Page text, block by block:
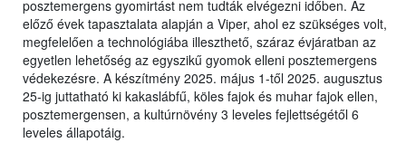
posztemergens gyomirtást nem tudták elvégezni időben. Az
előző évek tapasztalata alapján a Viper, ahol ez szükséges volt,
megfelelően a technológiába illeszthető, száraz évjáratban az
egyetlen lehetőség az egyszikű gyomok elleni posztemergens
védekezésre. A készítmény 2025. május 1-től 2025. augusztus
25-ig juttatható ki kakaslábfű, köles fajok és muhar fajok ellen,
posztemergensen, a kultúrnövény 3 leveles fejlettségétől 6
leveles állapotáig.